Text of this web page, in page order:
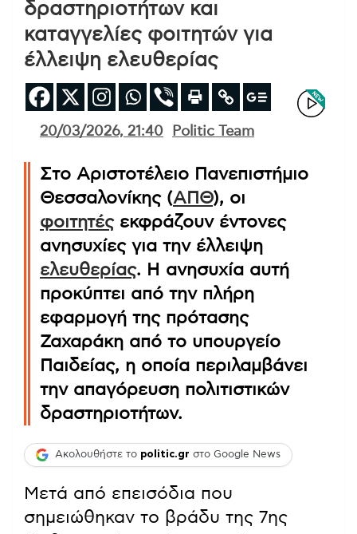
δραστηριοτήτων και
καταγγελίες φοιτητών για
έλλειψη ελευθερίας
20/03/2026, 21:40 Politic Team
Στο Αριστοτέλειο Πανεπιστήμιο
Θεσσαλονίκης (ΑΠΘ), οι
φοιτητέςεκφράζουν έντονες
ανησυχίες για την έλλειψη
ελευθερίας. Η ανησυχία αυτή
προκύπτει από την πλήρη
εφαρμογή της πρότασης
Ζαχαράκη από το υπουργείο
Παιδείας, η οποία περιλαμβάνει
την απαγόρευση πολιτιστικών
δραστηριοτήτων.
Ακολουθήστε το politic.gr στο Google News
Μετά από επεισόδια που
σημειώθηκαν το βράδυ της 7ης